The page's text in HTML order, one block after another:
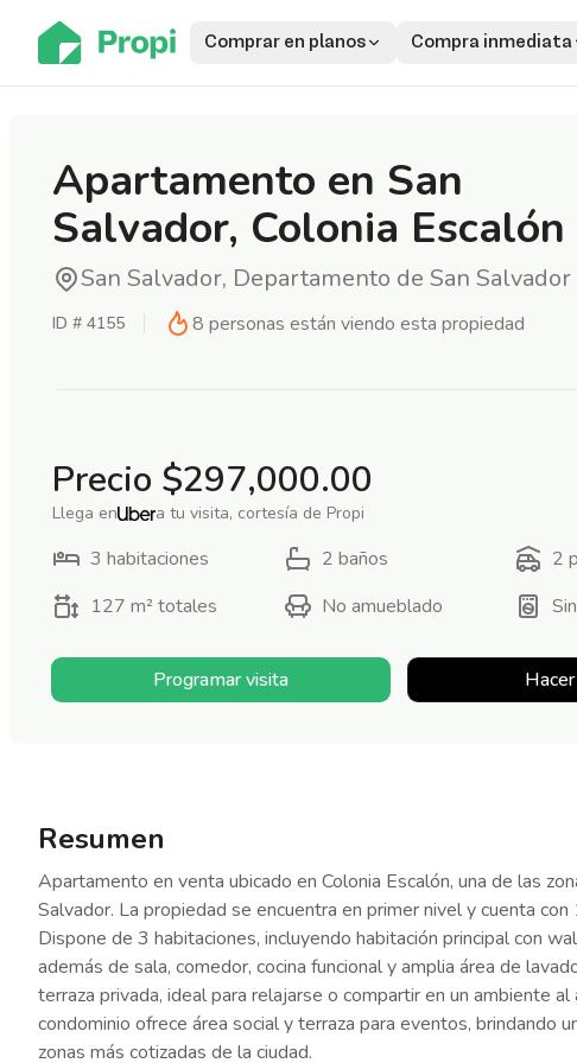
Comprar en planos Compra inmediata
Apartamento en San
Salvador, Colonia Escalón
San Salvador, Departamento de San Salvador
ID # 4155 8 personas están viendo esta propiedad
Precio $297,000.00
Llega en a tu visita, cortesía de Propi
3 habitaciones 2 baños 2
127 m²totales No amueblado
Programar visita
Resumen
Apartamento en venta ubicado en Colonia Escalón, una de las
Salvador. La propiedad se encuentra en primer nivel y cuenta
Dispone de 3 habitaciones, incluyendo habitación principal con
además de sala, comedor, cocina funcional y amplia área de
terraza privada, ideal para relajarse o compartir en un ambiente
condominio ofrece área social y terraza para eventos, brindando
zonas más cotizadas de la ciudad.